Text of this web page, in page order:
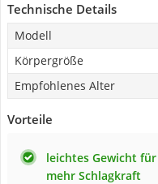
Technische Details
Modell
Körpergröße
Empfohlenes Alter
Vorteile
leichtes Gewicht für
mehr Schlagkraft